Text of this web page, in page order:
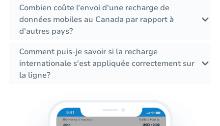
Combien coûte l'envoi d'une recharge de
données mobiles au Canada par rapport à
d'autres pays?
Comment puis-je savoir si la recharge
internationale s'est appliquée correctement sur
la ligne?